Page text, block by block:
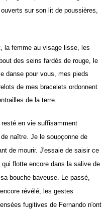
sur son lit de poussières,
la femme au visage lisse, les
des seins fardés de rouge, le
danse pour vous, mes pieds
de mes bracelets ordonnent
de la terre.
en vie suffisamment
naître. Je le soupçonne de
de mourir. J'essaie de saisir ce
flotte encore dans la salive de
bouche baveuse. Le passé,
révélé, les gestes
fugitives de Fernando n'ont